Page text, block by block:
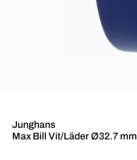
Junghans
Max Bill Vit/Läder Ø32.7 mm